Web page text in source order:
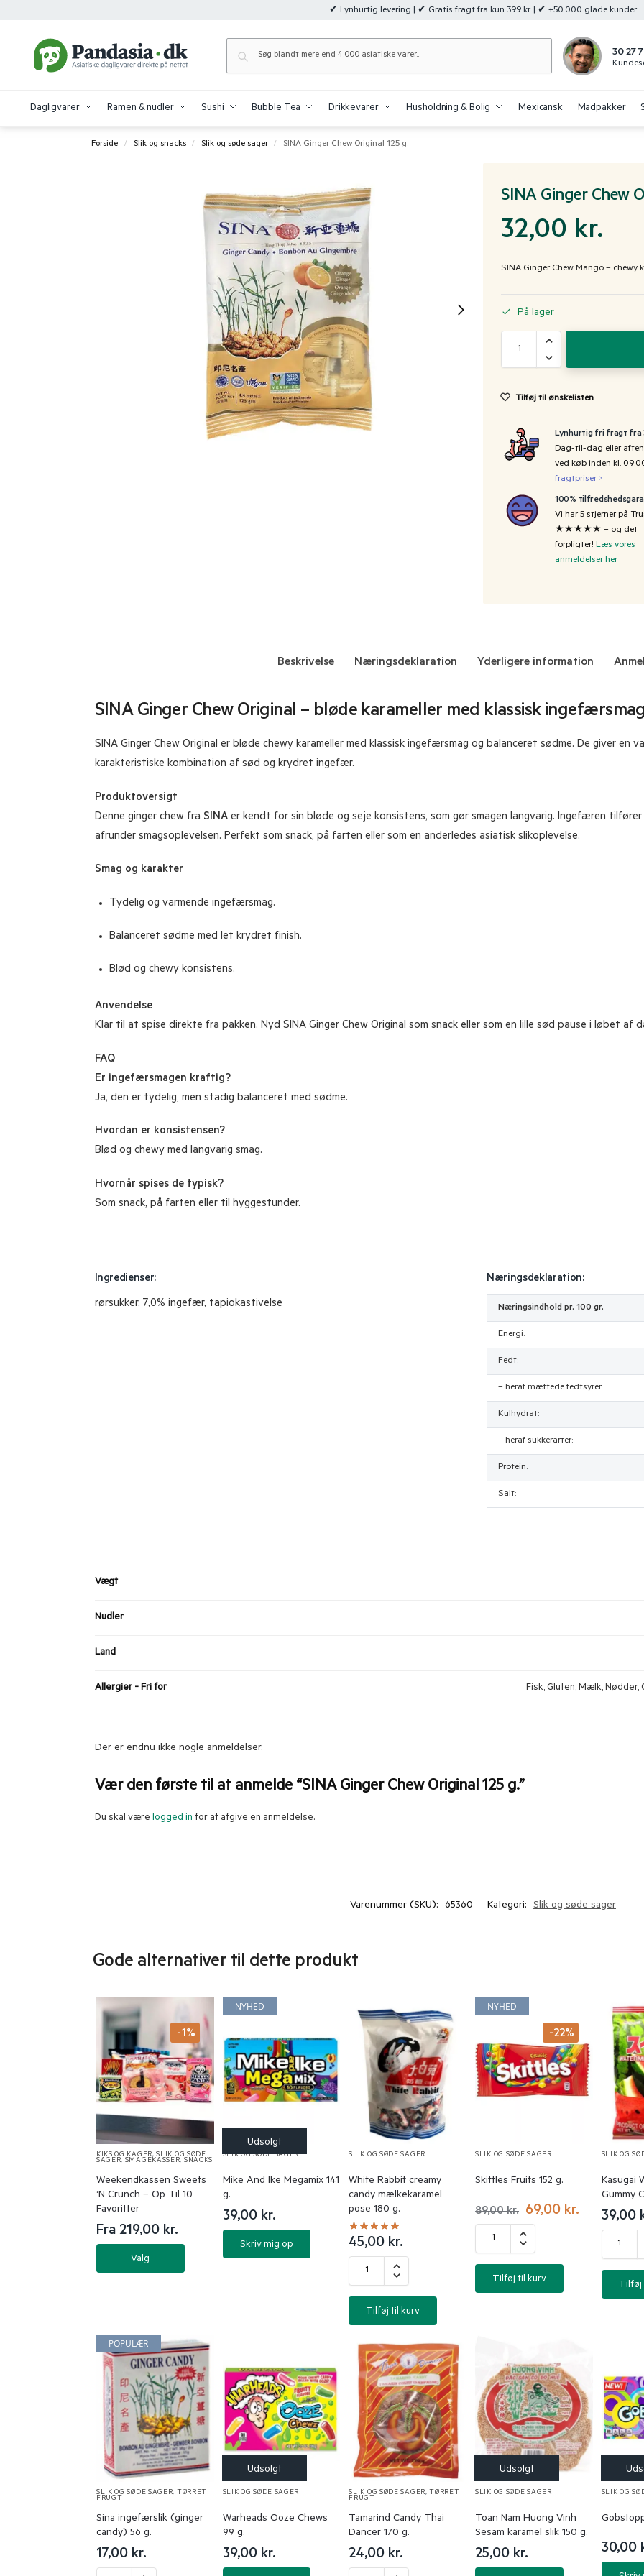
✔ Lynhurtig levering | ✔ Gratis fragt fra kun 399 kr. | ✔ +50.000 glade kunder
30 27
Dagligvarer Ramen & nudler Sushi Bubble Tea Drikkevarer Husholdning & Bolig Mexicansk Madpakker
Forside / Slik og snacks / Slik og søde sager / SINA Ginger Chew Original 125 g.
SINA Ginger Chew
32,00 kr.
SINA Ginger Chew Mango –
På lager
Tilføj til ønskelisten
Lynhurtig fri fragt fra
Dag-til-dag eller
ved køb inden kl.
fragtpriser >
100%
Vi har 5 stjerner på
★★★★★ – og det
forpligter! Læs vores
anmeldelser her
Beskrivelse Næringsdeklaration Yderligere information
SINA Ginger Chew Original – bløde karameller med klassisk
SINA Ginger Chew Original er bløde chewy karameller med klassisk ingefærsmag og balanceret sødme. De giver en
karakteristiske kombination af sød og krydret ingefær.
Produktoversigt
Denne ginger chew fra SINAer kendt for sin bløde og seje konsistens, som gør smagen langvarig. Ingefæren
afrunder smagsoplevelsen. Perfekt som snack, på farten eller som en anderledes asiatisk slikoplevelse.
Smag og karakter
Tydelig og varmende ingefærsmag.
Balanceret sødme med let krydret finish.
Blød og chewy konsistens.
Anvendelse
Klar til at spise direkte fra pakken. Nyd SINA Ginger Chew Original som snack eller som en lille sød pause i løbet af
FAQ
Er ingefærsmagen kraftig?
Ja, den er tydelig, men stadig balanceret med sødme.
Hvordan er konsistensen?
Blød og chewy med langvarig smag.
Hvornår spises de typisk?
Som snack, på farten eller til hyggestunder.
Ingredienser:
rørsukker, 7,0% ingefær, tapiokastivelse
Næringsdeklaration:
Næringsindhold pr. 100 gr.
Energi:
Fedt:
– heraf mættede fedtsyrer:
Kulhydrat:
– heraf sukkerarter:
Protein:
Salt:
Vægt
Nudler
Land
Allergier - Fri for Fisk, Gluten, Mælk, Nødder,
Der er endnu ikke nogle anmeldelser.
Vær den første til at anmelde “SINA Ginger Chew Original 125 g.”
Du skal være logged in for at afgive en anmeldelse.
Varenummer (SKU): 65360 Kategori: Slik og søde sager
Gode alternativer til dette produkt
-1%
KIKS OG KAGER,SLIK OG SØDE
SAGER, SMAGEKASSER, SNACKS
Weekendkassen Sweets
‘N Crunch – Op Til 10
Favoritter
Fra 219,00 kr.
Valg
NYHED
SLIK OG SØDE SAGER
Mike And Ike Megamix 141
g.
39,00 kr.
Skriv mig op
SLIK OG SØDE SAGER
White Rabbit creamy
candy mælkekaramel
pose 180 g.
45,00 kr.
Tilføj til kurv
-22%
NYHED
SLIK OG SØDE SAGER
Skittles Fruits 152 g.
89,00kr. 69,00 kr.
Tilføj til kurv
SLIK OG
Kasugai
Gummy
39,00
Tilføj
POPULÆR
SLIK OG SØDE SAGER, TØRRET
FRUGT
Sina ingefærslik (ginger
candy) 56 g.
17,00 kr.
SLIK OG SØDE SAGER
Warheads Ooze Chews
99 g.
39,00 kr.
SLIK OG SØDE SAGER, TØRRET
FRUGT
Tamarind Candy Thai
Dancer 170 g.
24,00 kr.
SLIK OG SØDE SAGER
Toan Nam Huong Vinh
Sesam karamel slik 150 g.
25,00 kr.
SLIK OG
30,00